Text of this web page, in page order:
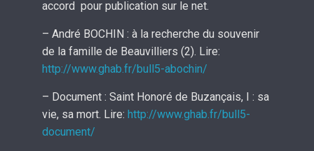
accord pour publication sur le net.
– André BOCHIN : à la recherche du souvenir
de la famille de Beauvilliers (2). Lire:
http://www.ghab.fr/bull5-abochin/
– Document : Saint Honoré de Buzançais, I : sa
vie, sa mort. Lire: http://www.ghab.fr/bull5-
document/